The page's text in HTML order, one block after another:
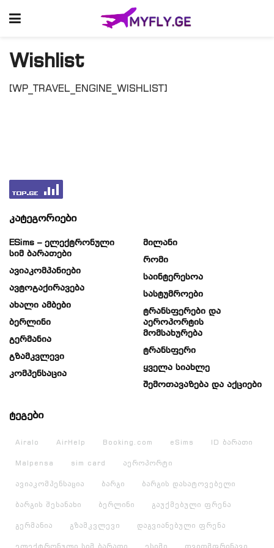
Wishlist
[WP_TRAVEL_ENGINE_WISHLIST]
კატეგორიები
ESims – Ელექტრონული
Სიმ Ბარათები
Ავიაკომპანიები
Ავტოგაქირავება
Ახალი Ამბები
Ბერლინი
Გერმანია
Გზამკვლევი
Კომპენსაცია
Მილანი
Რომი
Საინტერესოა
Სასტუმროები
Ტრანსფერები Და
Აეროპორტის
Მომსახურება
Ტრანსფერი
Ყველა Სიახლე
Შემოთავაზება Და Აქციები
ტეგები
Airalo AirHelp Booking.com eSims ID ბარათი
Malpensa sim card აეროპორტი
ავიაკომპენსაცია ბარგი ბარგის დასატოვებელი
ბარგის შესანახი ბერლინი გაუქმებული ფრენა
გერმანია გზამკვლევი დაგვიანებული ფრენა
ელექტრონული სიმ ბარათი ესიმი თვითმფრინავი